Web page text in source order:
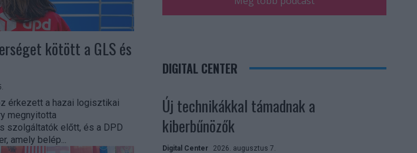
kötött a GLS és
érkezett a hazai logisztikai
megnyitotta
szolgáltatók előtt, és a DPD
amely belép...
DIGITAL CENTER
Új technikákkal támadnak a
kiberbűnözők
Digital Center 2026. augusztus 7.